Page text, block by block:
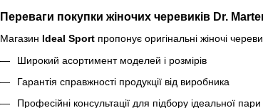
Переваги покупки жіночих черевиків Dr.
Магазин Ideal Sport пропонує оригінальні жіночі
Широкий асортимент моделей і розмірів
Гарантія справжності продукції від виробника
Професійні консультації для підбору ідеальної пари